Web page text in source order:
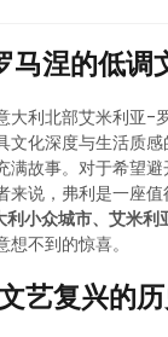
涅的低调
大利北部艾米利亚-
文化深度与生活质
满故事。对于希望
来说，弗利是一座
小众城市、艾米利
不到的惊喜。
艺复兴的